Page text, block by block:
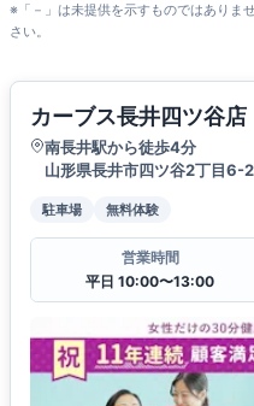
※「－」は未提供を示すものではありま
さい。
カーブス長井四ツ谷店
南長井駅から徒歩4分
山形県長井市四ツ谷2丁目6-
駐車場 無料体験
営業時間
平日 10:00〜13:00